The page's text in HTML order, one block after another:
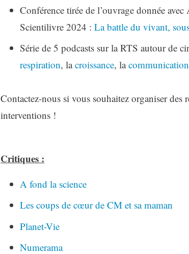
Conférence tirée de l’ouvrage donnée
Scientilivre 2024 : La battle du vivant,
Série de 5 podcasts sur la RTS autour de
respiration, lacroissance, lacommunication
Contactez-nous si vous souhaitez organiser des
interventions !
Critiques :
A fond la science
Les coups de cœur de CM et sa maman
Planet-Vie
Numerama